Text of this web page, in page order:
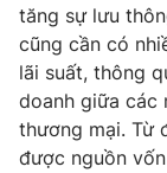
THỜI BÁO VTV
Theo dõi báo trên
tăng sự lưu
cũng cần có
lãi suất, thông
doanh giữa các
thương mại. Từ
được nguồn